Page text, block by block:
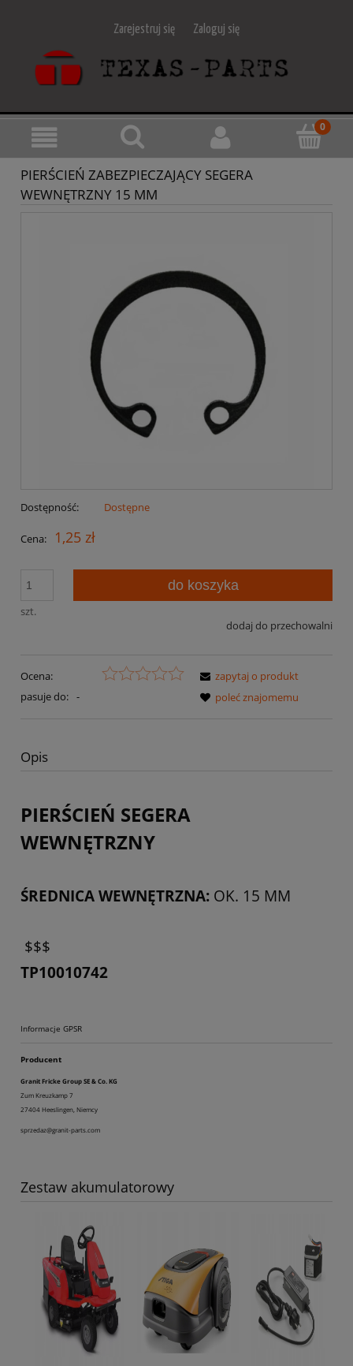
Zarejestruj się Zaloguj się
PIERŚCIEŃ ZABEZPIECZAJĄCY SEGERA
WEWNĘTRZNY 15 MM
Dostępność: Dostępne
Cena: 1,25 zł
szt.
do koszyka
dodaj do przechowalni
Ocena:
pasuje do: -
zapytaj o produkt
poleć znajomemu
Opis
PIERŚCIEŃ SEGERA
WEWNĘTRZNY
ŚREDNICA WEWNĘTRZNA: OK. 15 MM
$$$
TP10010742
Informacje GPSR
Producent
Granit Fricke Group SE & Co. KG
Zum Kreuzkamp 7
27404 Heeslingen, Niemcy
sprzedaz@granit-parts.com
Zestaw akumulatorowy